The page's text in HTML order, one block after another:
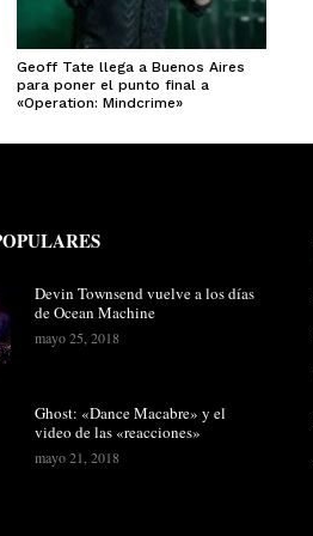
Geoff Tate llega a Buenos Aires
para poner el punto final a
«Operation: Mindcrime»
Devin Townsend vuelve a los días
de Ocean Machine
mayo 25, 2018
Ghost: «Dance Macabre» y el
video de las «reacciones»
mayo 21, 2018